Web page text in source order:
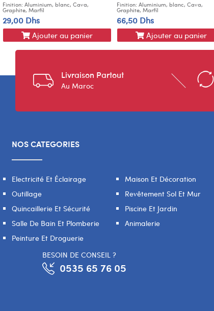
Finition: Aluminium, blanc, Cava,
Graphite, Marfil
29,00 Dhs
Ajouter au panier
Finition: Aluminium, blanc, Cava,
Graphite, Marfil
66,50 Dhs
Ajouter au panier
Livraison Partout
Au Maroc
NOS CATEGORIES
Electricité Et Éclairage
Outillage
Quincaillerie Et Sécurité
Salle De Bain Et Plomberie
Peinture Et Droguerie
Maison Et Décoration
Revêtement Sol Et Mur
Piscine Et Jardin
Animalerie
BESOIN DE CONSEIL ?
0535 65 76 05